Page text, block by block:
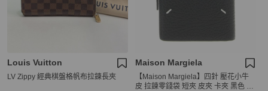
Louis Vuitton
LV Zippy 經典棋盤格帆布拉鍊長夾
Maison Margiela
【Maison Margiela】四針 壓花小牛
皮 拉鍊零錢袋 短夾 皮夾 卡夾 黑色 S